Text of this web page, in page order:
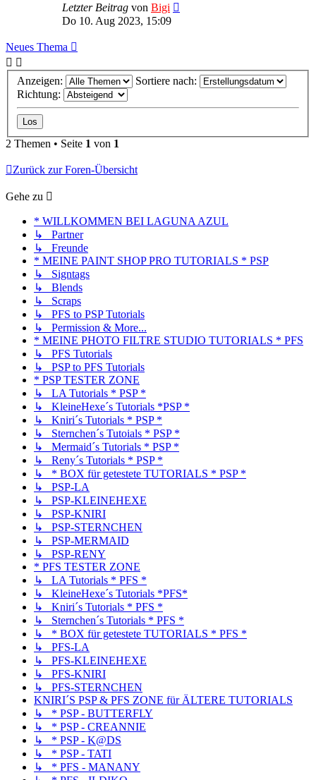
Letzter Beitrag von Bigi
Do 10. Aug 2023, 15:09
Neues Thema
Anzeigen:
Sortiere nach:
Richtung:
2 Themen • Seite 1 von 1
Zurück zur Foren-Übersicht
Gehe zu
* WILLKOMMEN BEI LAGUNA AZUL
↳ Partner
↳ Freunde
* MEINE PAINT SHOP PRO TUTORIALS * PSP
↳ Signtags
↳ Blends
↳ Scraps
↳ PFS to PSP Tutorials
↳ Permission & More...
* MEINE PHOTO FILTRE STUDIO TUTORIALS * PFS
↳ PFS Tutorials
↳ PSP to PFS Tutorials
* PSP TESTER ZONE
↳ LA Tutorials * PSP *
↳ KleineHexe´s Tutorials *PSP *
↳ Kniri´s Tutorials * PSP *
↳ Sternchen´s Tutoials * PSP *
↳ Mermaid´s Tutorials * PSP *
↳ Reny´s Tutorials * PSP *
↳ * BOX für getestete TUTORIALS * PSP *
↳ PSP-LA
↳ PSP-KLEINEHEXE
↳ PSP-KNIRI
↳ PSP-STERNCHEN
↳ PSP-MERMAID
↳ PSP-RENY
* PFS TESTER ZONE
↳ LA Tutorials * PFS *
↳ KleineHexe´s Tutorials *PFS*
↳ Kniri´s Tutorials * PFS *
↳ Sternchen´s Tutorials * PFS *
↳ * BOX für getestete TUTORIALS * PFS *
↳ PFS-LA
↳ PFS-KLEINEHEXE
↳ PFS-KNIRI
↳ PFS-STERNCHEN
KNIRI´S PSP & PFS ZONE für ÄLTERE TUTORIALS
↳ * PSP - BUTTERFLY
↳ * PSP - CREANNIE
↳ * PSP - K@DS
↳ * PSP - TATI
↳ * PFS - MANANY